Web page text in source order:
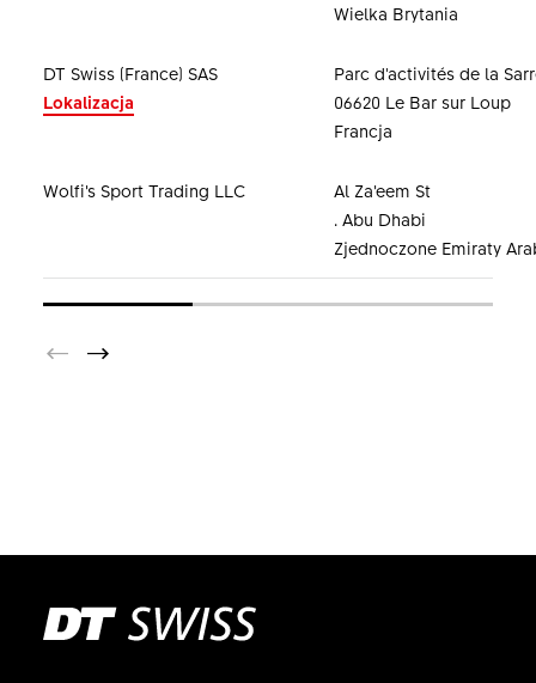
Wielka Brytania
DT Swiss (France) SAS
Lokalizacja
Parc d'activités de la
06620 Le Bar sur Loup
Francja
Wolfi’s Sport Trading LLC
Al Za’eem St
. Abu Dhabi
Zjednoczone Emiraty